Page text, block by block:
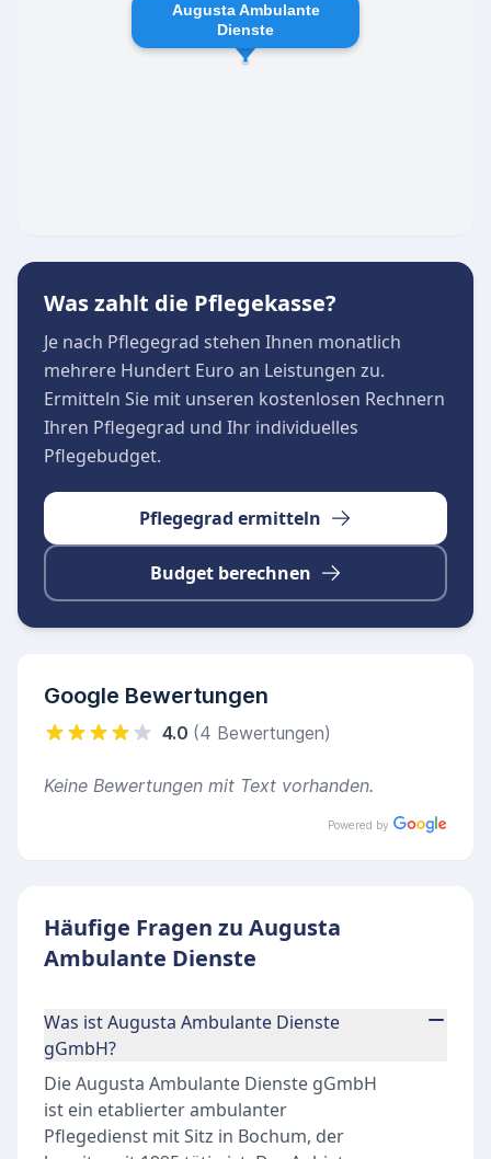
Arbeitsweise der Augusta Ambulante Dienste
gGmbH ist geprägt von Ehrlichkeit, Kompetenz
lange und so sicher wie möglich zu
gewährleisten:
Umfassende ambulante Grund- und
Behandlungspflege
Individuell angepasste und bedürfnisorientierte
Betreuungsangebote
Professionelle Versorgung durch
Augusta Ambulante
Dienste
Was zahlt die Pflegekasse?
Je nach Pflegegrad stehen Ihnen monatlich
mehrere Hundert Euro an Leistungen zu.
Ermitteln Sie mit unseren kostenlosen Rechnern
Ihren Pflegegrad und Ihr individuelles
Pflegebudget.
Pflegegrad ermitteln
Budget berechnen
Google Bewertungen
4.0 (4 Bewertungen)
Keine Bewertungen mit Text vorhanden.
Powered by
Häufige Fragen zu Augusta
Ambulante Dienste
Was ist Augusta Ambulante Dienste
gGmbH?
Die Augusta Ambulante Dienste gGmbH
ist ein etablierter ambulanter
Pflegedienst mit Sitz in Bochum, der